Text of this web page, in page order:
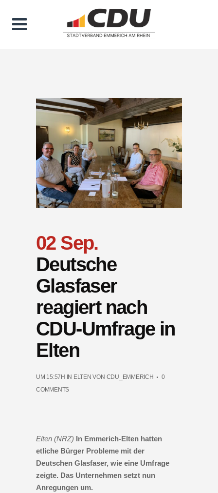
02 Sep.
Deutsche
Glasfaser
reagiert nach
CDU-Umfrage in
Elten
UM 15:57H IN ELTEN VON CDU_EMMERICH
0
COMMENTS
Elten (NRZ) In Emmerich-Elten hatten
etliche Bürger Probleme mit der
Deutschen Glasfaser, wie eine Umfrage
zeigte. Das Unternehmen setzt nun
Anregungen um.